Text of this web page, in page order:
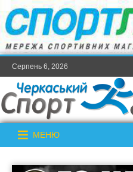
Серпень 6, 2026
МЕНЮ